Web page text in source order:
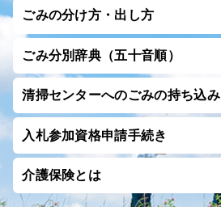
ごみの分け方・出し方
ごみ分別辞典（五十音順）
清掃センターへのごみの持ち込み
入札参加資格申請手続き
介護保険とは